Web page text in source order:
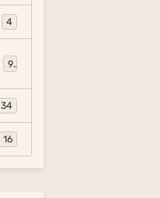
4
9
34
16